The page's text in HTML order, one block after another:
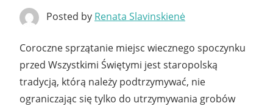
Posted by Renata Slavinskienė
Coroczne sprzątanie miejsc wiecznego spoczynku
przed Wszystkimi Świętymi jest staropolską
tradycją, którą należy podtrzymywać, nie
ograniczając się tylko do utrzymywania grobów